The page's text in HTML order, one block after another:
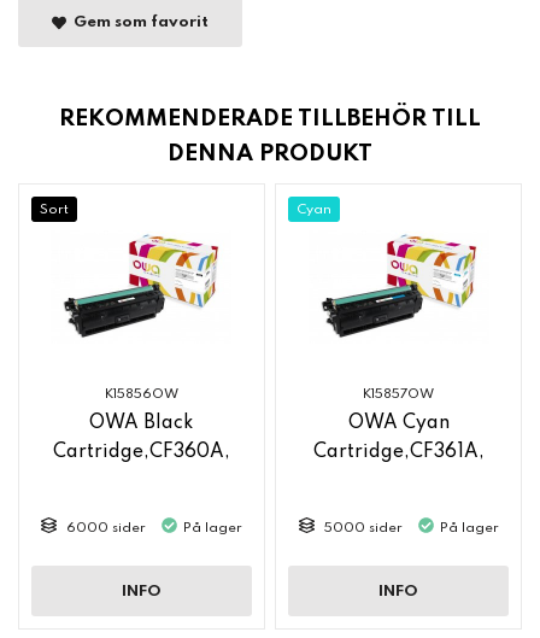
Gem som favorit
REKOMMENDERADE TILLBEHÖR TILL
DENNA PRODUKT
Sort
K15856OW
OWA Black
Cartridge,CF360A,
6000 sider På lager
INFO
Cyan
K15857OW
OWA Cyan
Cartridge,CF361A,
5000 sider På lager
INFO